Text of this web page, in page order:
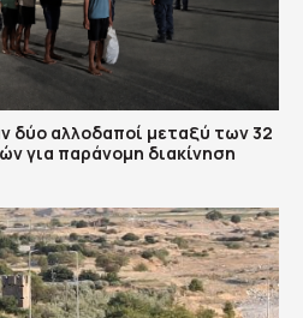
δύο αλλοδαποί μεταξύ των 32
για παράνομη διακίνηση